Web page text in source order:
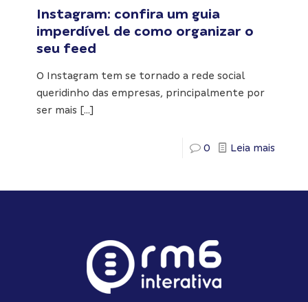
Instagram: confira um guia
imperdível de como organizar o
seu feed
O Instagram tem se tornado a rede social
queridinho das empresas, principalmente por
ser mais […]
0 Leia mais